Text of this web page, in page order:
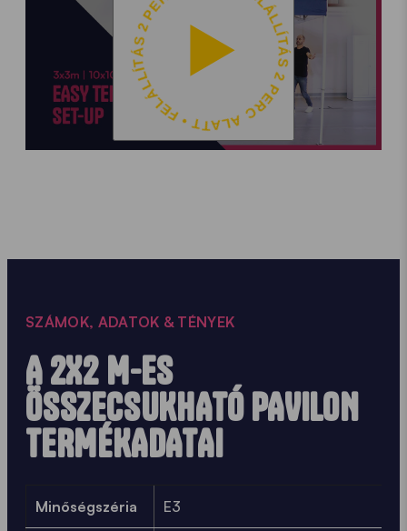
FELÁLLÍTÁS 2 PERC ALATT • FELÁLLÍTÁS 2 PERC ALATT •
SZÁMOK, ADATOK & TÉNYEK
A 2X2 M-ES
ÖSSZECSUKHATÓ PAVILON
TERMÉKADATAI
Minőségszéria E3